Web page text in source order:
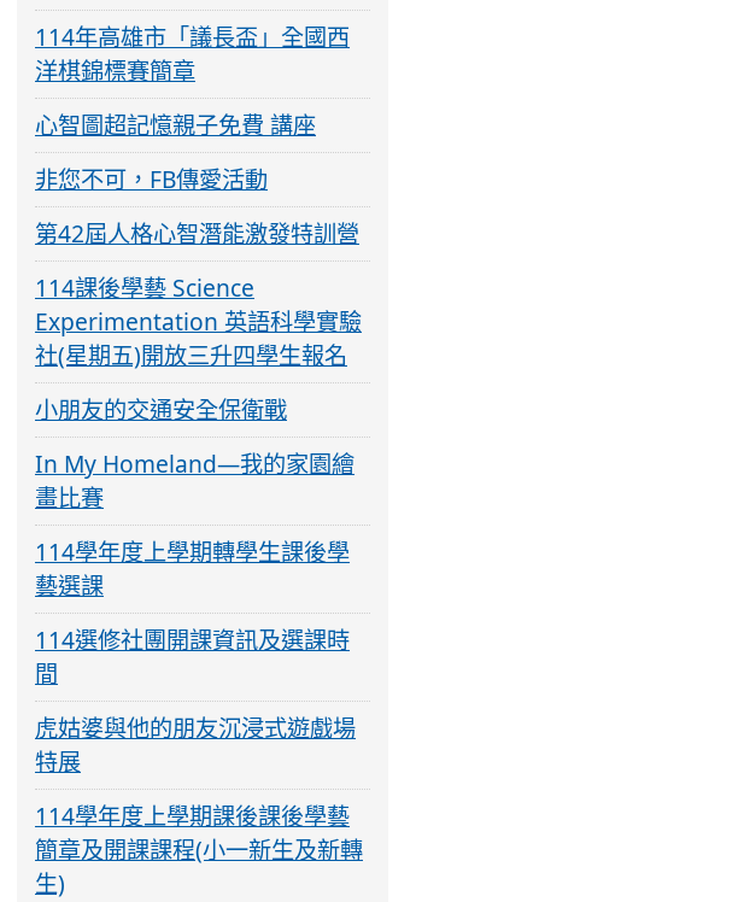
114年高雄市「議長盃」全國西
洋棋錦標賽簡章
心智圖超記憶親子免費 講座
非您不可，FB傳愛活動
第42屆人格心智潛能激發特訓營
114課後學藝 Science
Experimentation 英語科學實驗
社(星期五)開放三升四學生報名
小朋友的交通安全保衛戰
In My Homeland—我的家園繪
畫比賽
114學年度上學期轉學生課後學
藝選課
114選修社團開課資訊及選課時
間
虎姑婆與他的朋友沉浸式遊戲場
特展
114學年度上學期課後課後學藝
簡章及開課課程(小一新生及新轉
生)